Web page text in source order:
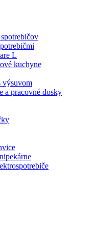
L
kuchyne
výsuvom
a pracovné dosky